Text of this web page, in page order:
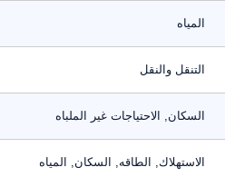
المياه
التنقل والنقل
السكان, الاحتياجات غير الملباه
الاستهلاك, الطاقه, السكان, المياه